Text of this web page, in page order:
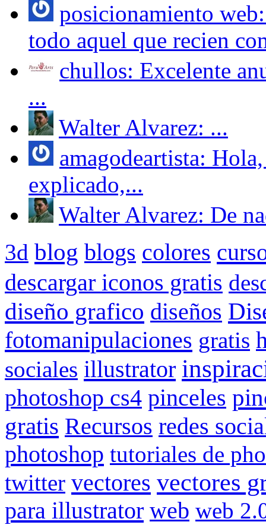
posicionamiento
todo aquel que recien
chullos: Excelente
...
Walter Alvarez: ...
amagodeartista:
explicado,...
Walter Alvarez: De
3d blog blogs colores
descargar iconos gratis
diseño grafico diseños
fotomanipulaciones gratis
sociales illustrator
photoshop cs4 pinceles
gratis Recursos redes
photoshop tutoriales de
twitter vectores vectores
para illustrator web web